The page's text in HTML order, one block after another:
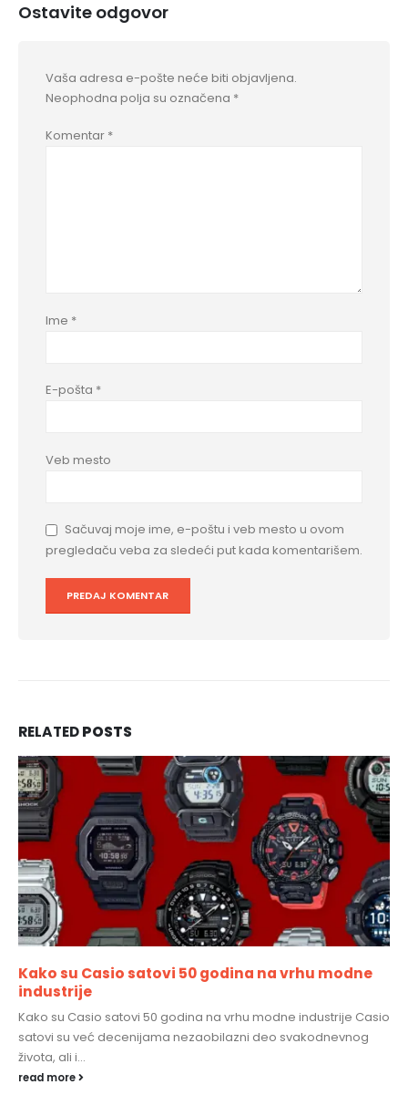
Ostavite odgovor
Vaša adresa e-pošte neće biti objavljena.
Neophodna polja su označena *
Komentar *
Ime *
E-pošta *
Veb mesto
Sačuvaj moje ime, e-poštu i veb mesto u ovom
pregledaču veba za sledeći put kada komentarišem.
RELATEDPOSTS
Kako su Casio satovi 50 godina na vrhu modne
industrije
Kako su Casio satovi 50 godina na vrhu modne industrije Casio
satovi su već decenijama nezaobilazni deo svakodnevnog
života, ali i...
read more